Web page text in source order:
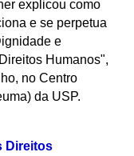
explicou como
e se perpetua
e
Humanos",
no Centro
da USP.
Direitos